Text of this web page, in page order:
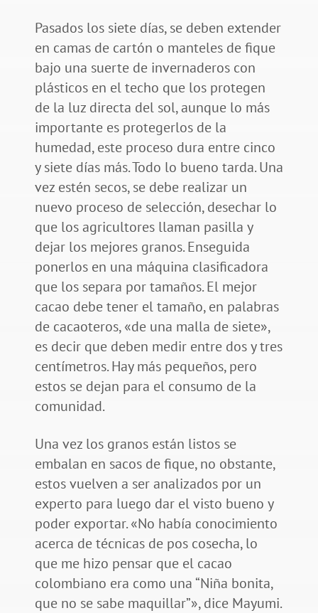
Pasados los siete días, se deben extender
en camas de cartón o manteles de fique
bajo una suerte de invernaderos con
plásticos en el techo que los protegen
de la luz directa del sol, aunque lo más
importante es protegerlos de la
humedad, este proceso dura entre cinco
y siete días más. Todo lo bueno tarda. Una
vez estén secos, se debe realizar un
nuevo proceso de selección, desechar lo
que los agricultores llaman pasilla y
dejar los mejores granos. Enseguida
ponerlos en una máquina clasificadora
que los separa por tamaños. El mejor
cacao debe tener el tamaño, en palabras
de cacaoteros, «de una malla de siete»,
es decir que deben medir entre dos y tres
centímetros. Hay más pequeños, pero
estos se dejan para el consumo de la
comunidad.
Una vez los granos están listos se
embalan en sacos de fique, no obstante,
estos vuelven a ser analizados por un
experto para luego dar el visto bueno y
poder exportar. «No había conocimiento
acerca de técnicas de pos cosecha, lo
que me hizo pensar que el cacao
colombiano era como una “Niña bonita,
que no se sabe maquillar”», dice Mayumi.